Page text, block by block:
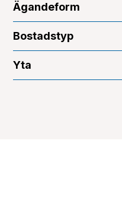
Ägandeform
Bostadstyp
Yta